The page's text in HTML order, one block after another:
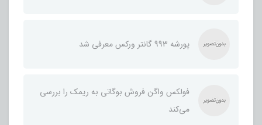
پورشه 993 گانتر ورکس معرفی شد
فولکس واگن فروش بوگاتی به ریمک را بررسی
می‌کند